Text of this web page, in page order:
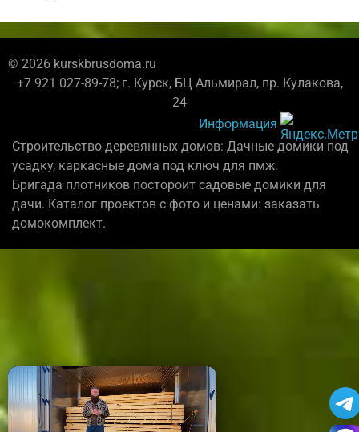
© 2026 kurskbrusdoma.ru
+7 921 027-89-78; г. Курск, БЦ Альмирал, пр. Кулакова,
24
Информация
Строительство деревянных домов: Дачные домики под
усадку, каркасные дома под ключ для пмж.
Бригада плотников постороит садовые домики для
дачи. Каталог проектов с фото и ценами: заказать
домокомплект.